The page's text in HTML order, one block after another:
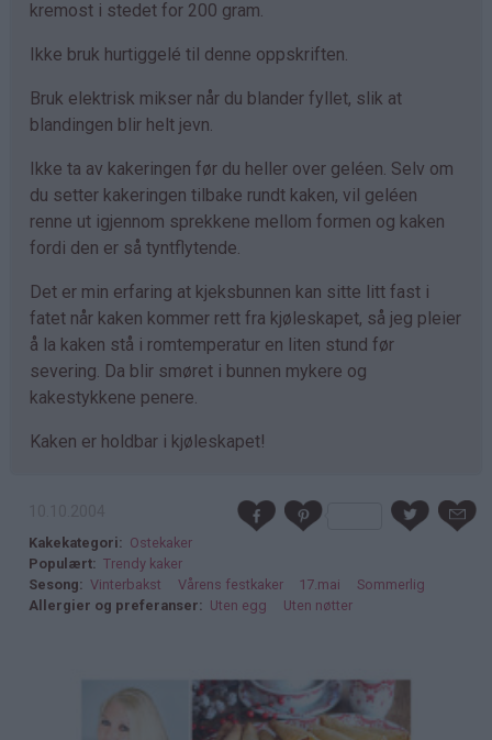
kremost i stedet for 200 gram.
Ikke bruk hurtiggelé til denne oppskriften.
Bruk elektrisk mikser når du blander fyllet, slik at
blandingen blir helt jevn.
Ikke ta av kakeringen før du heller over geléen. Selv om
du setter kakeringen tilbake rundt kaken, vil geléen
renne ut igjennom sprekkene mellom formen og kaken
fordi den er så tyntflytende.
Det er min erfaring at kjeksbunnen kan sitte litt fast i
fatet når kaken kommer rett fra kjøleskapet, så jeg pleier
å la kaken stå i romtemperatur en liten stund før
severing. Da blir smøret i bunnen mykere og
kakestykkene penere.
Kaken er holdbar i kjøleskapet!
Kakekategori
Ostekaker
Populært
Trendy kaker
Sesong
Vinterbakst Vårens festkaker 17.mai
Sommerlig
Allergier og preferanser
Uten egg Uten nøtter